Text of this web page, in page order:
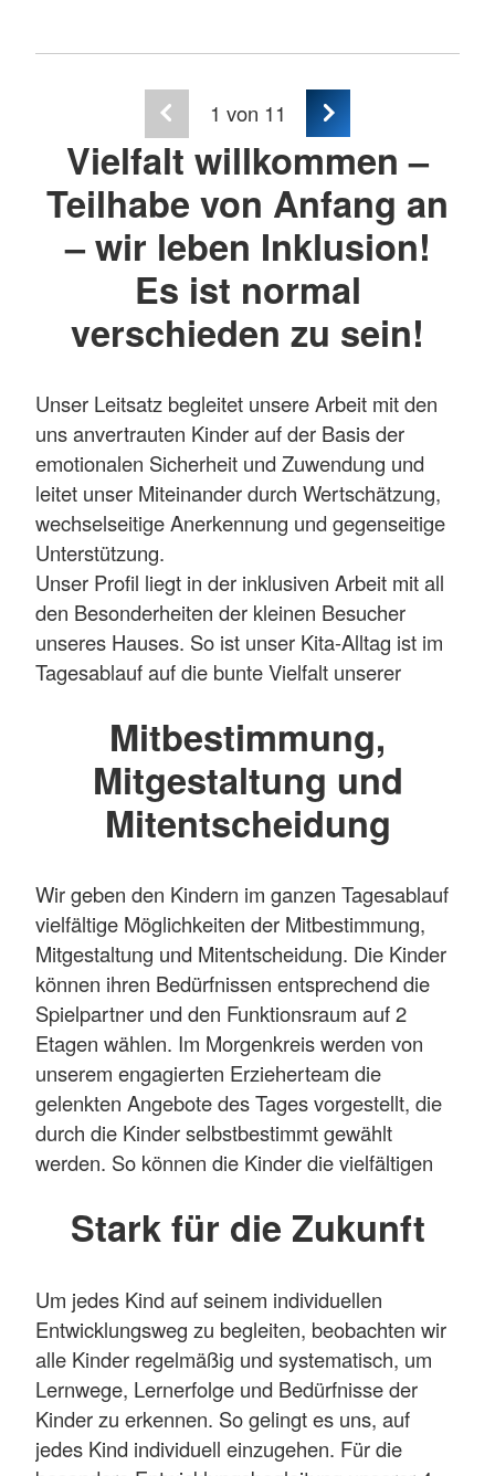
1 von 11
Vielfalt willkommen –
Teilhabe von Anfang an
– wir leben Inklusion!
Es ist normal
verschieden zu sein!
Unser Leitsatz begleitet unsere Arbeit mit den
uns anvertrauten Kinder auf der Basis der
emotionalen Sicherheit und Zuwendung und
leitet unser Miteinander durch Wertschätzung,
wechselseitige Anerkennung und gegenseitige
Unterstützung.
Unser Profil liegt in der inklusiven Arbeit mit all
den Besonderheiten der kleinen Besucher
unseres Hauses. So ist unser Kita-Alltag ist im
Tagesablauf auf die bunte Vielfalt unserer
mit einzubeziehen und allen zu ermöglichen,
teilzuhaben. Unser Ansatz der offenen Arbeit ist
vom Grundsatz her individuell und inklusiv.
In den nächsten Jahren werden wir unsere
konzeptionelle Ausrichtung mit dem Profil
„Umweltbildung und nachhaltige Entwicklung"
ergänzen und ausbauen. Damit gestalten wir
unsere Kita schrittweise und gemeinsam zu
einem zukunftsfähigen Nachhaltigkeits-Lernort.
Mehr anzeigen
Mitbestimmung,
Mitgestaltung und
Mitentscheidung
Wir geben den Kindern im ganzen Tagesablauf
vielfältige Möglichkeiten der Mitbestimmung,
Mitgestaltung und Mitentscheidung. Die Kinder
können ihren Bedürfnissen entsprechend die
Spielpartner und den Funktionsraum auf 2
Etagen wählen. Im Morgenkreis werden von
unserem engagierten Erzieherteam die
gelenkten Angebote des Tages vorgestellt, die
durch die Kinder selbstbestimmt gewählt
werden. So können die Kinder die vielfältigen
eigenständig entdecken.
Matschbach und Forscherhäuschen, aber auch
in unseren anregenden Bildungsräumen haben
die Kinder viel Zeit, Freiräume und
Unterstützung, ihren Fragen nachzugehen, ihre
eigenen Ideen umzusetzen und sich
selbstständig mit Umwelt-Themen und Fragen
Stark für die Zukunft
Um jedes Kind auf seinem individuellen
Entwicklungsweg zu begleiten, beobachten wir
alle Kinder regelmäßig und systematisch, um
Lernwege, Lernerfolge und Bedürfnisse der
Kinder zu erkennen. So gelingt es uns, auf
jedes Kind individuell einzugehen. Für die